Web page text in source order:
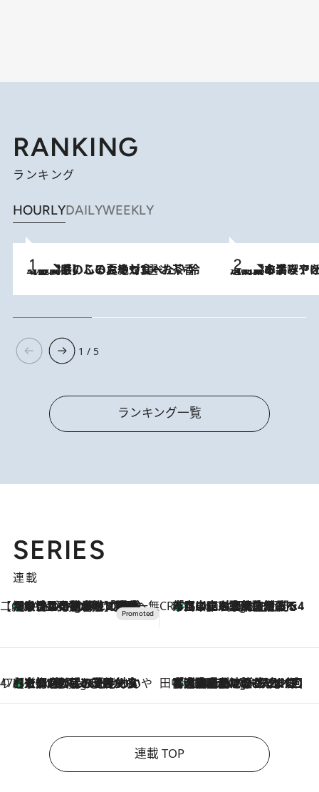
RANKING
ランキング
HOURLYDAILYWEEKLY
2026.8.5
【静岡県】この夏絶対食べたい 冷やしておいしいおやつ3選 お茶香る生食感のふるふるゼリー 2026.8.5
【西日本エリアを総まとめ】 47都道府県の手みやげ ひんやりスイーツで夏を満喫
1 / 5
ランキング一覧
SERIES
連載
【CREA×星野リゾート】唯一無二。癒しと発見が待つ場所へ
1 Hour Ago
【トンボの足水浴】ヒノキの香りに包まれて涼感マックス！約13℃の湧水かけ流しを避暑地「星野温泉 トンボの湯」で体験 CREA'S CHOICE
3 Hours Ago
「立川にも歌舞伎があるんだよ」 片岡仁左衛門・市川中車ら豪華座組みで4年目の立川立飛歌舞伎へ
47都道府県の手みやげ ひんやりスイーツで夏を満喫
3 Hours Ago
【京都府】この夏絶対食べたい 冷やしておいしいおやつ3選 ひと口目から心を掴む新緑のテリーヌ 田中稲の勝手に再ブーム
8 Hours Ago
「湘南乃風に憧れて」観客大盛上がりの“タオル回し”に、ラッパー顔負けの高速歌唱まで…さだまさし（74）のアグレッシブすぎる現在地
連載 TOP